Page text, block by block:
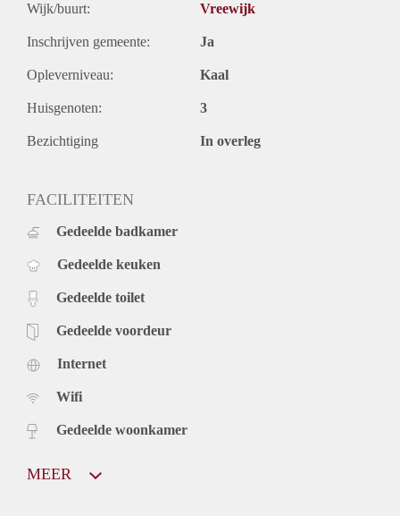
Wijk/buurt: Vreewijk
Inschrijven gemeente: Ja
Opleverniveau: Kaal
Huisgenoten: 3
Bezichtiging In overleg
FACILITEITEN
Gedeelde badkamer
Gedeelde keuken
Gedeelde toilet
Gedeelde voordeur
Internet
Wifi
Gedeelde woonkamer
MEER